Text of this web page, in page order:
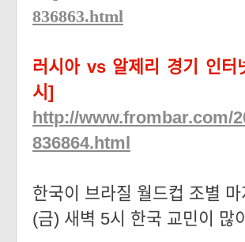
836863.html
러시아 vs 알제리 경기 인
시]
http://www.frombar.com/
836864.html
한국이 브라질 월드컵 조별
(금) 새벽 5시 한국 교민이 많